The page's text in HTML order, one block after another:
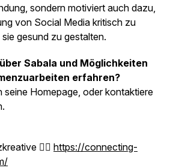
sondern motiviert auch dazu,
von Social Media kritisch zu
gesund zu gestalten.
Sabala und Möglichkeiten
erfahren?
seine Homepage, oder kontaktiere
👉🏼 https://connecting-